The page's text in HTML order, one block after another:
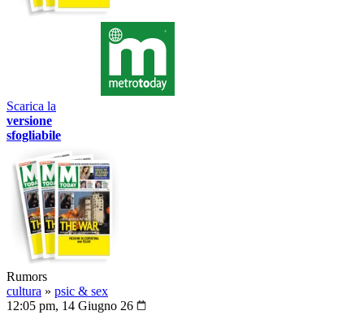
Scarica la
versione
sfogliabile
Rumors
cultura » psic & sex
12:05 pm, 14 Giugno 26